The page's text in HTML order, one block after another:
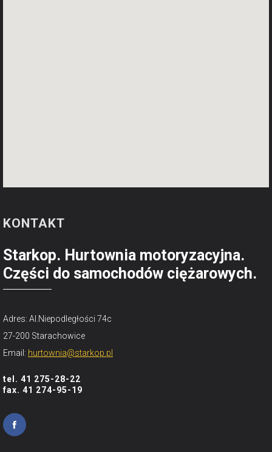
KONTAKT
Starkop. Hurtownia motoryzacyjna.
Części do samochodów ciężarowych.
Adres: Al.Niepodległości 74c
27-200 Starachowice
Email: hurtownia@starkop.pl
tel. 41 275-28-22
fax. 41 274-95-19